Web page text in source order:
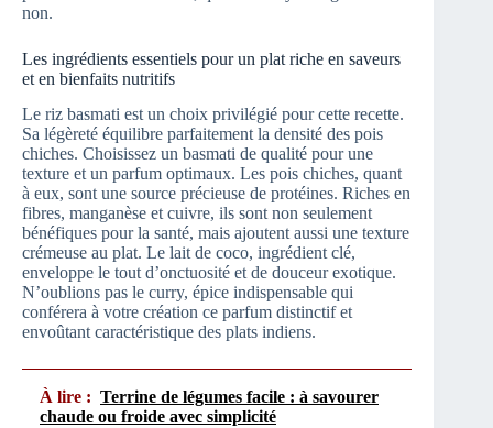
non.
Les ingrédients essentiels pour un plat riche en saveurs
et en bienfaits nutritifs
Le riz basmati est un choix privilégié pour cette recette.
Sa légèreté équilibre parfaitement la densité des pois
chiches. Choisissez un basmati de qualité pour une
texture et un parfum optimaux. Les pois chiches, quant
à eux, sont une source précieuse de protéines. Riches en
fibres, manganèse et cuivre, ils sont non seulement
bénéfiques pour la santé, mais ajoutent aussi une texture
crémeuse au plat. Le lait de coco, ingrédient clé,
enveloppe le tout d’onctuosité et de douceur exotique.
N’oublions pas le curry, épice indispensable qui
conférera à votre création ce parfum distinctif et
envoûtant caractéristique des plats indiens.
À lire : Terrine de légumes facile : à savourer
chaude ou froide avec simplicité